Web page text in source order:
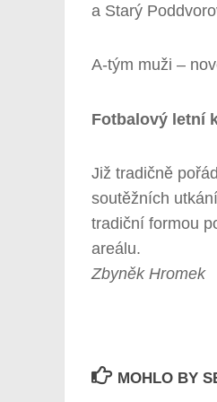
a Starý
A-tým muži –
Fotbalový letní
Již tradičně
soutěžních
tradiční formou
areálu.
Zbyněk Hromek
MOHLO BY